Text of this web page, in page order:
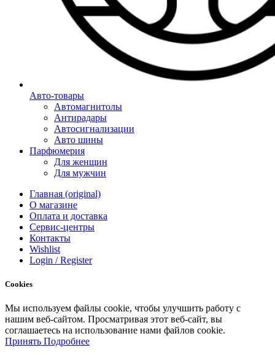
Авто-товары
Автомагнитолы
Антирадары
Автосигнализации
Авто шины
Парфюмерия
Для женщин
Для мужчин
Главная (original)
О магазине
Оплата и доставка
Сервис-центры
Контакты
Wishlist
Login / Register
Cookies
Мы используем файлы cookie, чтобы улучшить работу с
нашим веб-сайтом. Просматривая этот веб-сайт, вы
соглашаетесь на использование нами файлов cookie.
Принять Подробнее